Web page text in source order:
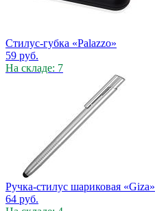
Стилус-губка «Palazzo»
59 руб.
На складе: 7
Ручка-стилус шариковая «Giza»
64 руб.